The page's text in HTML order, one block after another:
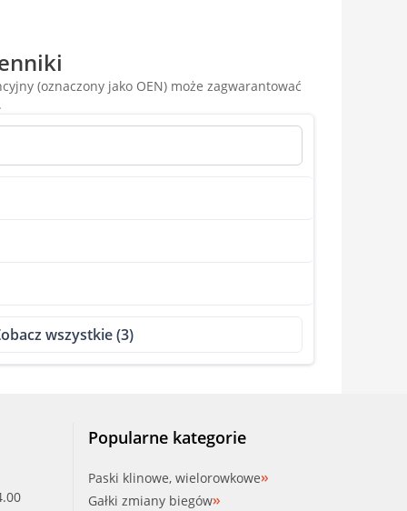
(oznaczony jako OEN) może zagwarantować
wszystkie (3)
Popularne kategorie
Paski klinowe, wielorowkowe
Gałki zmiany biegów